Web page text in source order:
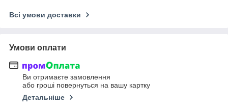
Всі умови доставки
Умови оплати
Ви отримаєте замовлення
або гроші повернуться на вашу картку
Детальніше